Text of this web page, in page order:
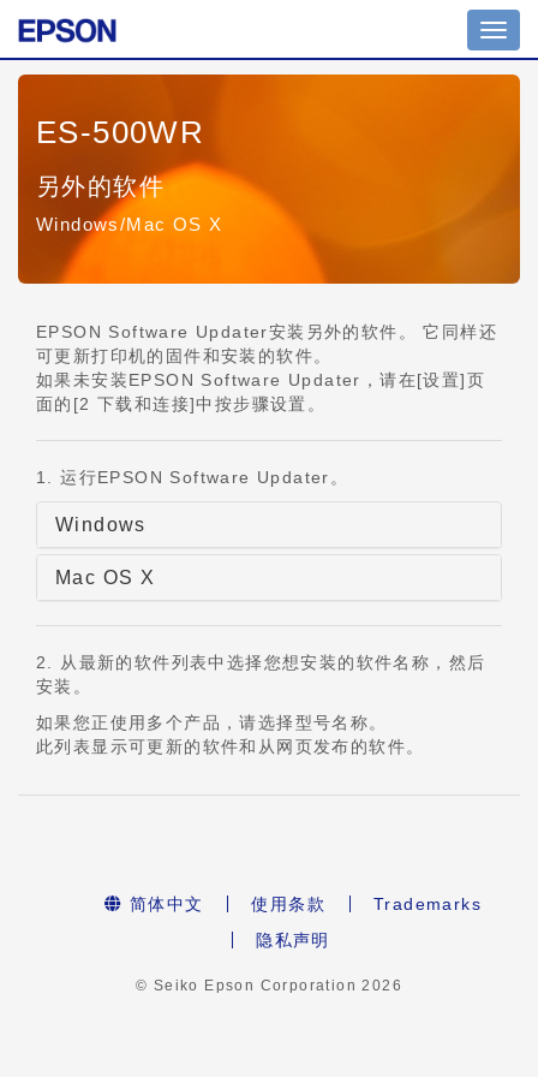
切
换
导
ES-500WR
另外的软件
Windows/Mac OS X
EPSON Software Updater安装另外的软件。 它同样还
可更新打印机的固件和安装的软件。
如果未安装EPSON Software Updater，请在[设置]页
面的[2 下载和连接]中按步骤设置。
1. 运行EPSON Software Updater。
Windows
Mac OS X
2. 从最新的软件列表中选择您想安装的软件名称，然后
安装。
如果您正使用多个产品，请选择型号名称。
此列表显示可更新的软件和从网页发布的软件。
简体中文 使用条款
Trademarks
隐私声明
© Seiko Epson Corporation2026